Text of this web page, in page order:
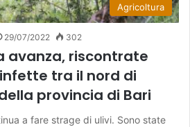
Agricoltura
29/07/2022 302
avanza, riscontrate
tra il nord di
provincia di Bari
a fare strage di ulivi. Sono state